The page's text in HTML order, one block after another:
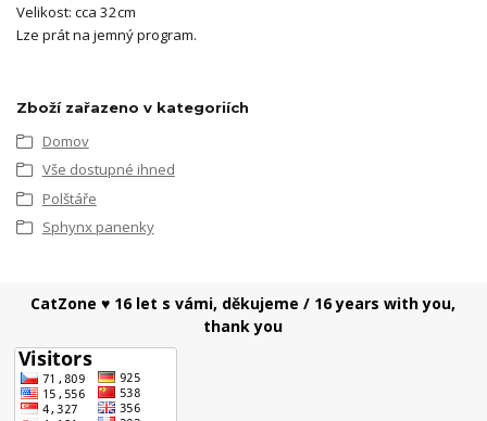
Velikost: cca 32cm
Lze prát na jemný program.
Zboží zařazeno v kategoriích
Domov
Vše dostupné ihned
Polštáře
Sphynx panenky
CatZone ♥ 16 let s vámi, děkujeme / 16 years with you,
thank you